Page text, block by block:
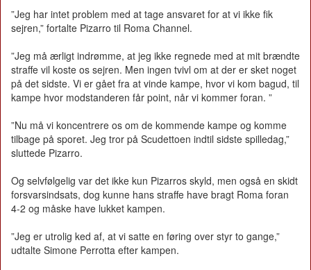
”Jeg har intet problem med at tage ansvaret for at vi ikke fik
sejren,” fortalte Pizarro til Roma Channel.
”Jeg må ærligt indrømme, at jeg ikke regnede med at mit brændte
straffe vil koste os sejren. Men ingen tvivl om at der er sket noget
på det sidste. Vi er gået fra at vinde kampe, hvor vi kom bagud, til
kampe hvor modstanderen får point, når vi kommer foran. ”
”Nu må vi koncentrere os om de kommende kampe og komme
tilbage på sporet. Jeg tror på Scudettoen indtil sidste spilledag,”
sluttede Pizarro.
Og selvfølgelig var det ikke kun Pizarros skyld, men også en skidt
forsvarsindsats, dog kunne hans straffe have bragt Roma foran
4-2 og måske have lukket kampen.
”Jeg er utrolig ked af, at vi satte en føring over styr to gange,”
udtalte Simone Perrotta efter kampen.